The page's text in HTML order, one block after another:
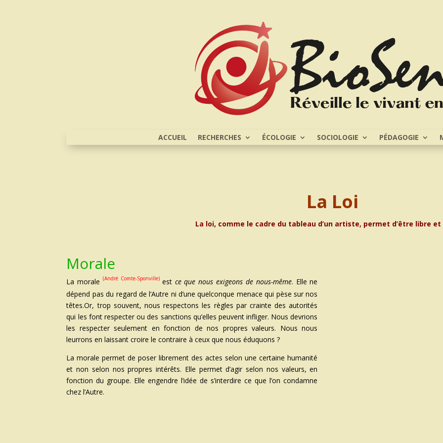
ACCUEIL RECHERCHES ÉCOLOGIE SOCIOLOGIE PÉDAGOGIE
La Loi
La loi, comme le cadre du tableau d’un artiste, permet d’être libre
Morale
La morale (André Comte-Sponville) est ce que nous exigeons de nous-même. Elle ne
dépend pas du regard de l’Autre ni d’une quelconque menace qui pèse sur nos
têtes.Or, trop souvent, nous respectons les règles par crainte des autorités
qui les font respecter ou des sanctions qu’elles peuvent infliger. Nous devrions
les respecter seulement en fonction de nos propres valeurs. Nous nous
leurrons en laissant croire le contraire à ceux que nous éduquons ?
La morale permet de poser librement des actes selon une certaine humanité
et non selon nos propres intérêts. Elle permet d’agir selon nos valeurs, en
fonction du groupe. Elle engendre l’idée de s’interdire ce que l’on condamne
chez l’Autre.